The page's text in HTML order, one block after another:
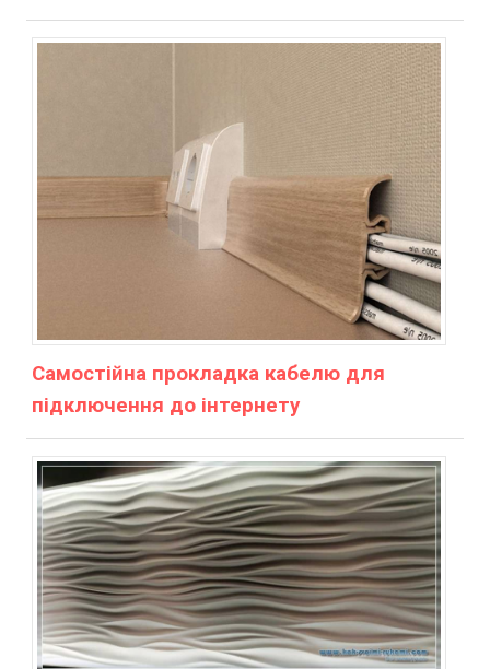
Самостійна прокладка кабелю для
підключення до інтернету